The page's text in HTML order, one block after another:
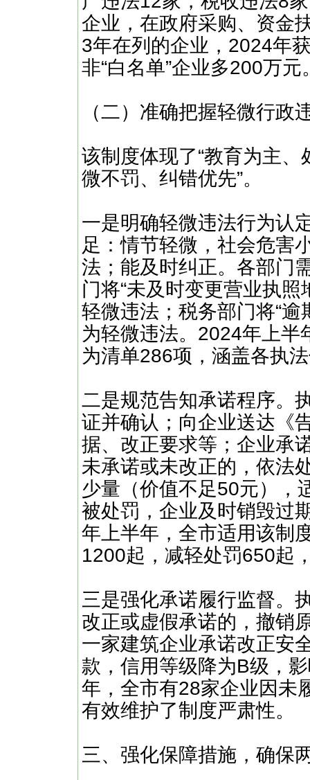
企业，在政府采购、资金
3年在列的企业，2024年
非“白名单”企业多200万元
（二）准确把握轻微行政
该制度体现了“教育为主、
微不罚、纠错优先”。
一是明确轻微违法行为认
足：情节轻微，社会危害
法；能及时纠正。各部门
门将“未及时变更营业执
轻微违法；税务部门将“
为轻微违法。2024年上半
为清单286项，涵盖各执
二是规范告知承诺程序。
证并确认；向企业送达《
据、改正要求等；企业承
未承诺或未改正的，依法
少量（价值不足50元），
被处罚，企业及时销毁过
年上半年，全市适用该制
1200起，减轻处罚650起
三是强化承诺履行监督。
改正或虚假承诺的，撤销
一家建筑企业承诺改正安
款，信用等级降为B级，
年，全市有28家企业因未
有效维护了制度严肃性。
三、强化保障措施，确保